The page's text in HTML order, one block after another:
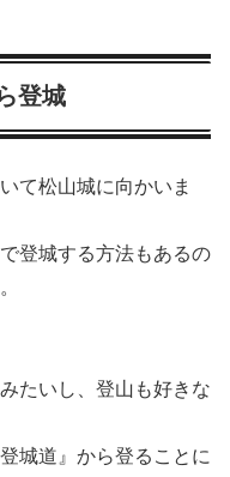
登城
て松山城に向かいま
登城する方法もあるの
たいし、登山も好きな
城道』から登ることに